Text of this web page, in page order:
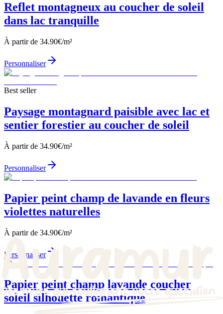
Reflet montagneux au coucher de soleil
dans lac tranquille
À partir de 34.90€/m²
Personnaliser
Best seller
Paysage montagnard paisible avec lac et
sentier forestier au coucher de soleil
À partir de 34.90€/m²
Personnaliser
Papier peint champ de lavande en fleurs
violettes naturelles
À partir de 34.90€/m²
Personnaliser
Papier peint champ lavande coucher
soleil silhouette romantique